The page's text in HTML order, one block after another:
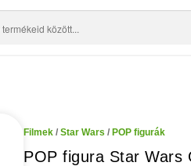
Filmek / Star Wars / POP figurák
POP figura Star Wars